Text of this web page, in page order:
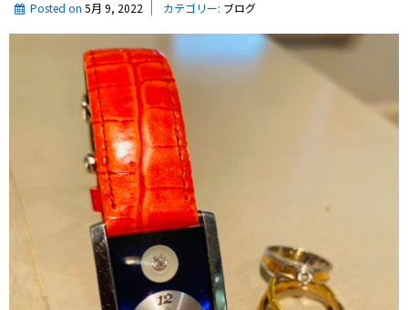
い
続
Posted on 5月 9, 2022 カテゴリー: ブログ